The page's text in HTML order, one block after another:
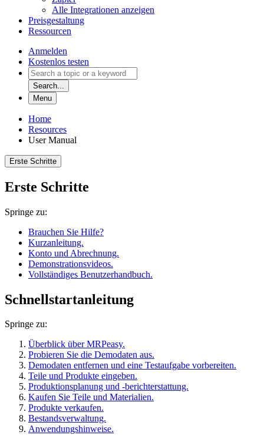
Alle Integrationen anzeigen
Preisgestaltung
Ressourcen
Anmelden
Kostenlos testen
Search...
Menu
Home
Resources
User Manual
Erste Schritte
Erste Schritte
Springe zu:
Brauchen Sie Hilfe?
Kurzanleitung.
Konto und Abrechnung.
Demonstrationsvideos.
Vollständiges Benutzerhandbuch.
Schnellstartanleitung
Springe zu:
Überblick über MRPeasy.
Probieren Sie die Demodaten aus.
Demodaten entfernen und eine Testaufgabe vorbereiten.
Teile und Produkte eingeben.
Produktionsplanung und -berichterstattung.
Kaufen Sie Teile und Materialien.
Produkte verkaufen.
Bestandsverwaltung.
Anwendungshinweise.